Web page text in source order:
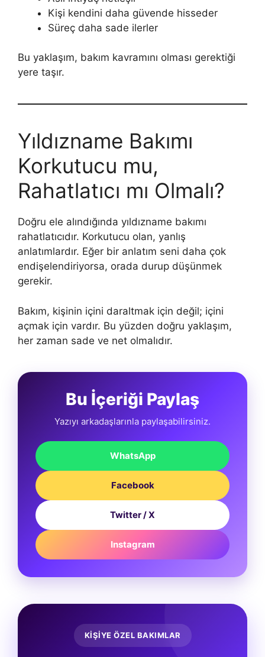
Kişi kendini daha güvende hisseder
Süreç daha sade ilerler
Bu yaklaşım, bakım kavramını olması gerektiği
yere taşır.
Yıldızname Bakımı
Korkutucu mu,
Rahatlatıcı mı Olmalı?
Doğru ele alındığında yıldızname bakımı
rahatlatıcıdır. Korkutucu olan, yanlış
anlatımlardır. Eğer bir anlatım seni daha çok
endişelendiriyorsa, orada durup düşünmek
gerekir.
Bakım, kişinin içini daraltmak için değil; içini
açmak için vardır. Bu yüzden doğru yaklaşım,
her zaman sade ve net olmalıdır.
Bu İçeriği Paylaş
Yazıyı arkadaşlarınla paylaşabilirsiniz.
WhatsApp
Facebook
Twitter / X
Instagram
KİŞİYE ÖZEL BAKIMLAR